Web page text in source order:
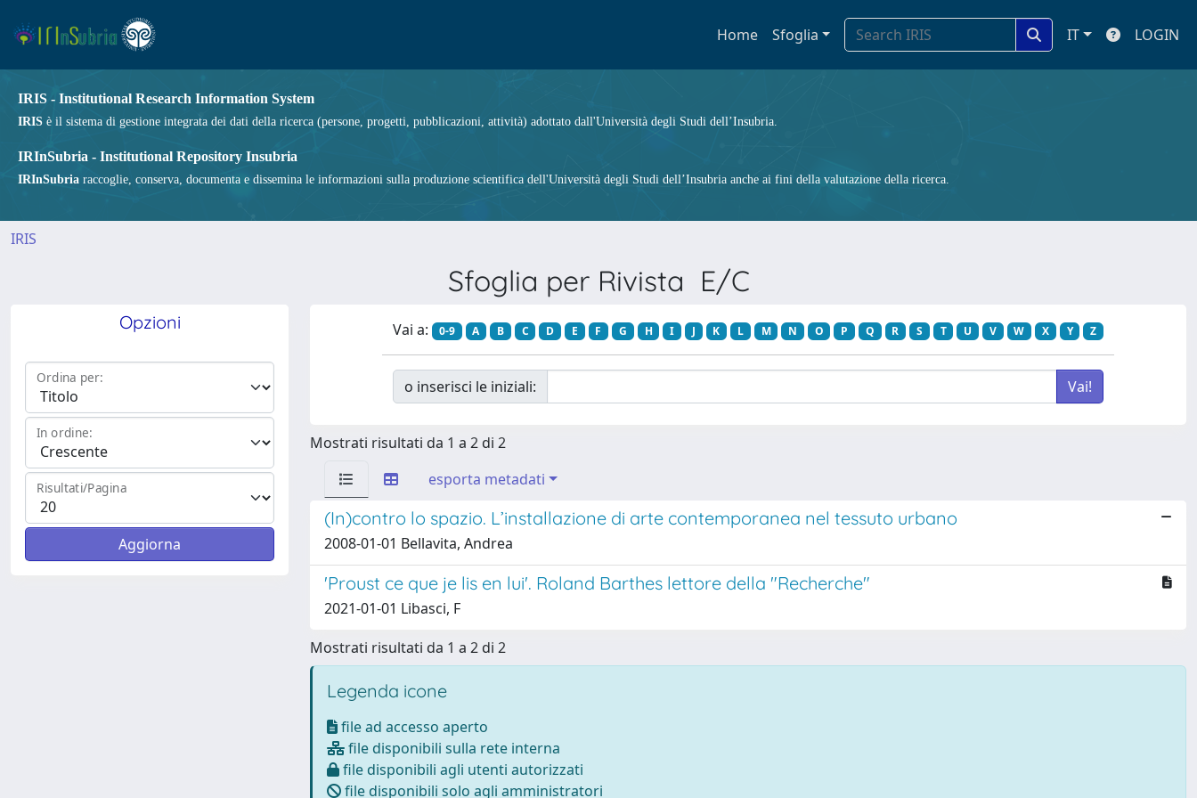
Home Sfoglia IT LOGIN
IRIS - Institutional Research Information System
IRIS è il sistema di gestione integrata dei dati della ricerca (persone, progetti, pubblicazioni, attività) adottato dall'Università degli Studi dell’Insubria.
IRInSubria - Institutional Repository Insubria
IRInSubria raccoglie, conserva, documenta e dissemina le informazioni sulla produzione scientifica dell'Università degli Studi dell’Insubria anche ai fini della valutazione della ricerca.
IRIS
Sfoglia per Rivista E/C
Opzioni
Ordina per:
In ordine:
Risultati/Pagina
Vai a: 0-9 A B C D E F G H I J K L M N O P Q R S T U V W X Y Z
o inserisci le iniziali:
Mostrati risultati da 1 a 2 di 2
esporta metadati
(In)contro lo spazio. L’installazione di arte contemporanea nel tessuto urbano
2008-01-01 Bellavita, Andrea
'Proust ce que je lis en lui'. Roland Barthes lettore della "Recherche"
2021-01-01 Libasci, F
Mostrati risultati da 1 a 2 di 2
Legenda icone
file ad accesso aperto
file disponibili sulla rete interna
file disponibili agli utenti autorizzati
file disponibili solo agli amministratori